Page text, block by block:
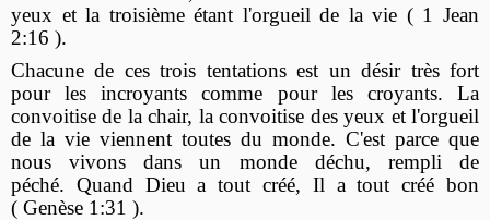
yeux et la troisième étant l'orgueil de la vie ( 1 Jean
2:16 ).
Chacune de ces trois tentations est un désir très fort
pour les incroyants comme pour les croyants. La
convoitise de la chair, la convoitise des yeux et l'orgueil
de la vie viennent toutes du monde. C'est parce que
nous vivons dans un monde déchu, rempli de
péché. Quand Dieu a tout créé, Il a tout créé bon
( Genèse 1:31 ).